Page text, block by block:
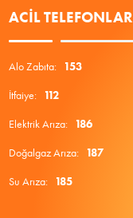
ACIL TELEFONLAR
Alo Zabıta: 153
İtfaiye: 112
Elektrik Arıza: 186
Doğalgaz Arıza: 187
Su Arıza: 185